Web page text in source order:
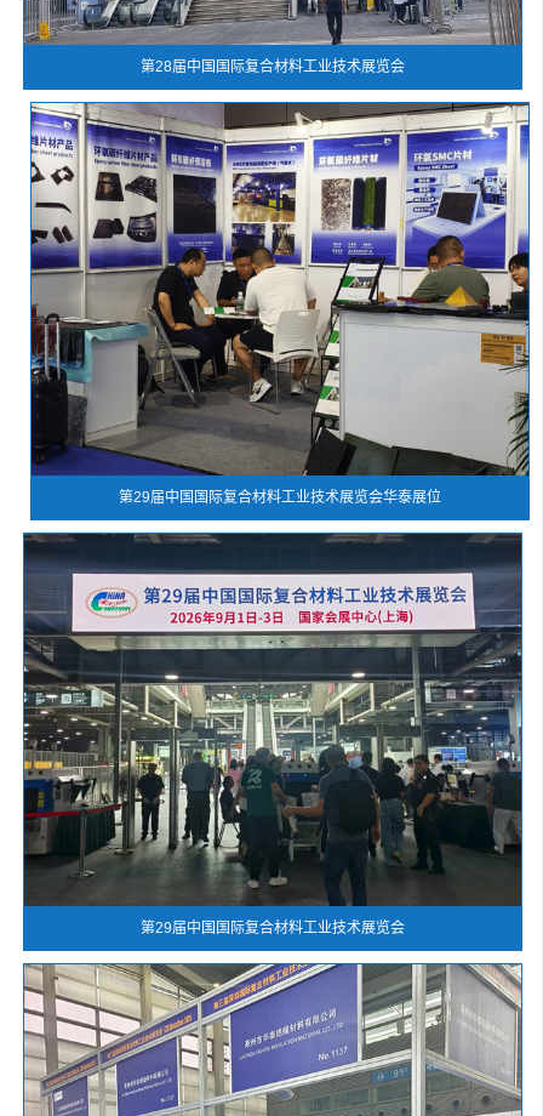
第28届中国国际复合材料工业技术展览会
第29届中国国际复合材料工业技术展览会华泰展位
第29届中国国际复合材料工业技术展览会